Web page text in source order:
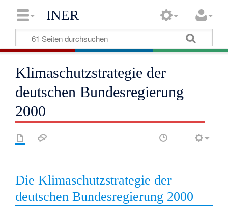
INER
Klimaschutzstrategie der
deutschen Bundesregierung
2000
Die Klimaschutzstrategie der
deutschen Bundesregierung 2000‎